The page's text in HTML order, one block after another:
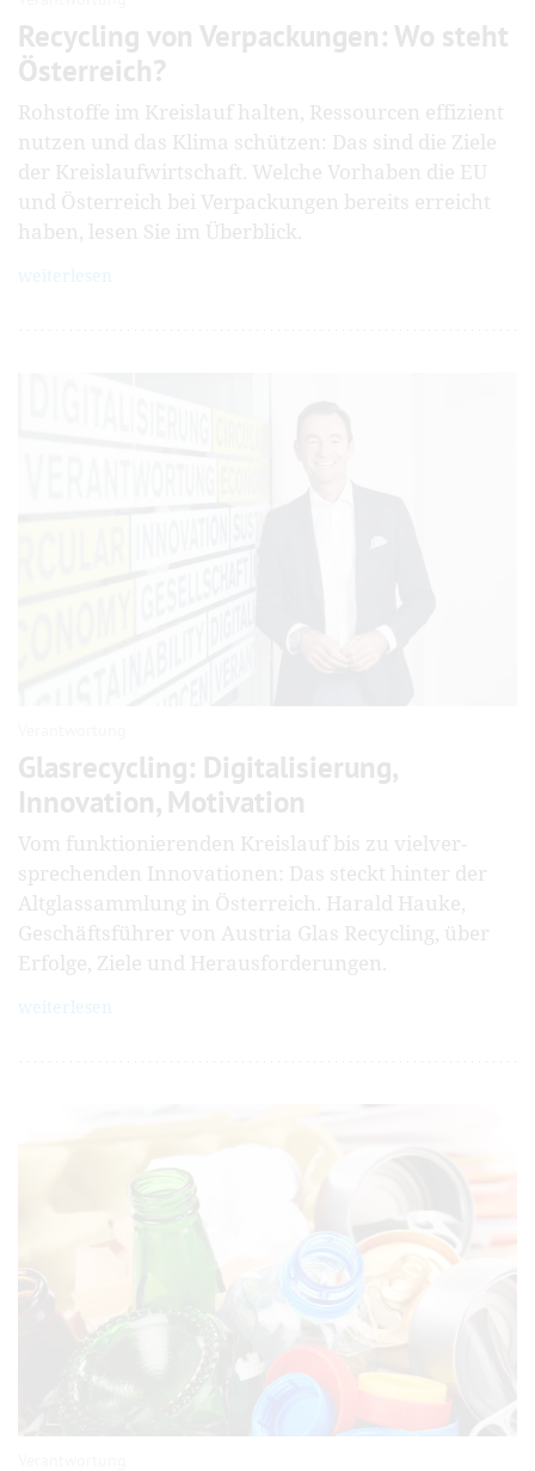
Recycling von Verpackungen: Wo steht
Österreich?
Rohstoffe im Kreislauf halten, Ressourcen effizient
nutzen und das Klima schützen: Das sind die Ziele
der Kreislaufwirtschaft. Welche Vorhaben die EU
und Österreich bei Verpackungen bereits erreicht
haben, lesen Sie im Überblick.
weiterlesen
Glasrecycling: Digitalisierung,
Innovation, Motivation
Vom funktionierenden Kreislauf bis zu vielver­
sprech­enden Innova­tionen: Das steckt hinter der
Altglas­sammlung in Österreich. Harald Hauke,
Geschäfts­führer von Austria Glas Recycling, über
Erfolge, Ziele und Heraus­forderungen.
weiterlesen